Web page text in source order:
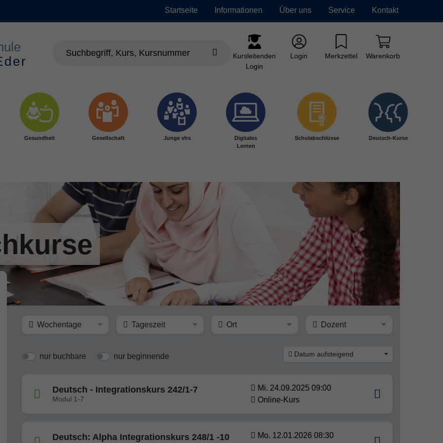
Startseite Informationen Über uns Service Kontakt
Kursleitenden
Login
Login Merkzettel Warenkorb
Gesundheit Gesellschaft Junge vhs
Digitales
Lernen
Schulabschlüsse Deutsch-Kurse
Wochentage Tageszeit Ort Dozent
nur buchbare nur beginnende Datum aufsteigend
Deutsch - Integrationskurs 242/1-7
Modul 1-7
Mi. 24.09.2025 09:00
Online-Kurs
Deutsch: Alpha Integrationskurs 248/1 -10
Mo. 12.01.2026 08:30